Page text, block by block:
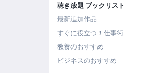
聴き放題 ブックリスト
最新追加作品
すぐに役立つ！仕事術
教養のおすすめ
ビジネスのおすすめ